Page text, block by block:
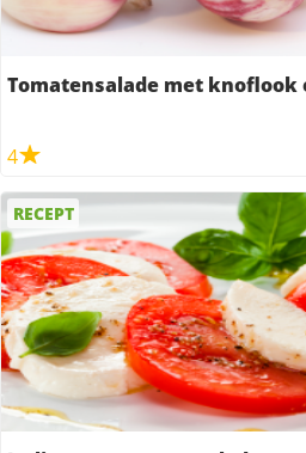
Tomatensalade met knoflook
4
RECEPT